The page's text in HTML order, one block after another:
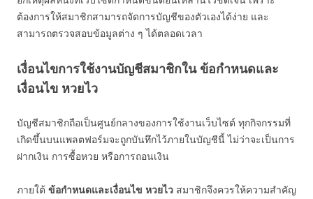
ต้องการให้สมาชิกสามารถจัดการบัญชีของตัวเองได้ง่าย และ
สามารถตรวจสอบข้อมูลต่าง ๆ ได้ตลอดเวลา
เงื่อนไขการใช้งานบัญชีสมาชิกใน ข้อกำหนดและ
เงื่อนไข หวยไว
บัญชีสมาชิกถือเป็นศูนย์กลางของการใช้งานเว็บไซต์ ทุกกิจกรรมที่
เกิดขึ้นบนแพลตฟอร์มจะถูกบันทึกไว้ภายในบัญชีนี้ ไม่ว่าจะเป็นการ
ฝากเงิน การซื้อหวย หรือการถอนเงิน
ภายใต้ ข้อกำหนดและเงื่อนไข หวยไว สมาชิกจึงควรให้ความสำคัญ